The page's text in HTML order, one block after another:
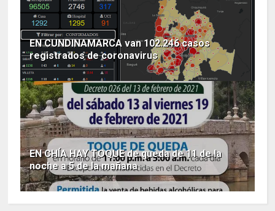
EN CUNDINAMARCA van 102.246 casos
registrados de coronavirus
EN CHÍA HAY TOQUE de queda de 11 de la
noche a 5 de la mañana